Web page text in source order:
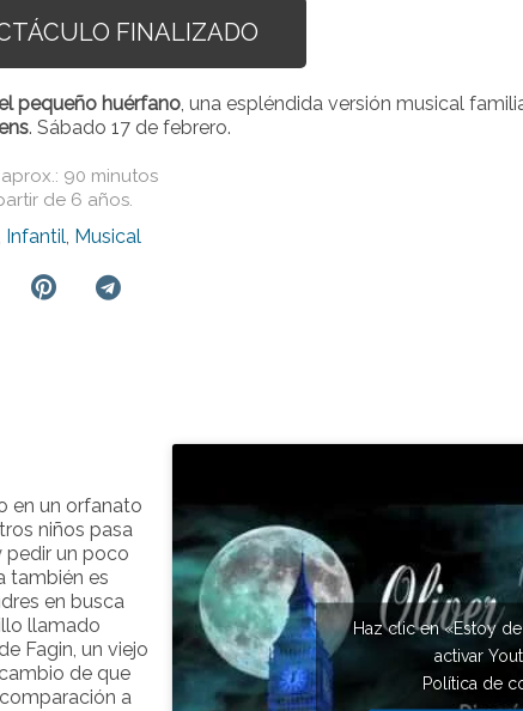
FINALIZADO
pequeño huérfano, una espléndida versión musical
. Sábado 17 de febrero.
90 minutos
de 6 años.
Infantil, Musical
en un orfanato
niños pasa
pedir un poco
también es
en busca
llamado
Fagin, un viejo
de que
a
Haz clic en «Estoy
activar
Política de